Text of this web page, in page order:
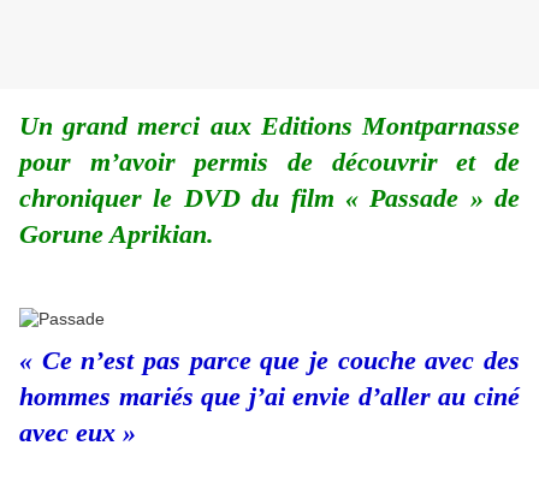
Un grand merci aux Editions Montparnasse
pour m’avoir permis de découvrir et de
chroniquer le DVD du film « Passade » de
Gorune Aprikian.
« Ce n’est pas parce que je couche avec des
hommes mariés que j’ai envie d’aller au ciné
avec eux »